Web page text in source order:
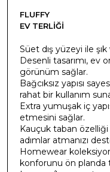
FLUFFY
EV TERLIĞI
Süet dış yüzeyi ile
Desenli tasarımı, ev
görünüm sağlar.
Bağcıksız yapısı
rahat bir kullanım
Extra yumuşak iç
etmesini sağlar.
Kauçuk taban
adımlar atmanızı
Homewear
konforunu ön planda